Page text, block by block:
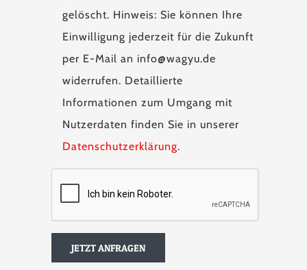
gelöscht. Hinweis: Sie können Ihre
Einwilligung jederzeit für die Zukunft
per E-Mail an info@wagyu.de
widerrufen. Detaillierte
Informationen zum Umgang mit
Nutzerdaten finden Sie in unserer
Datenschutzerklärung.